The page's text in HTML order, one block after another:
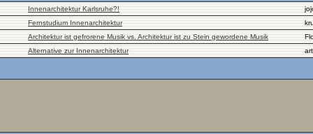
Innenarchitektur Karlsruhe?!
Fernstudium Innenarchitektur
Architektur ist gefrorene Musik vs. Architektur ist zu Stein gewordene Musik
Alternative zur Innenarchitektur